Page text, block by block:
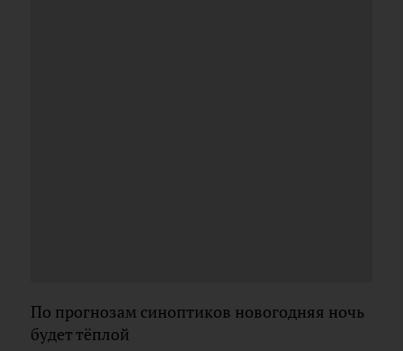
По прогнозам синоптиков новогодняя ночь
будет тёплой